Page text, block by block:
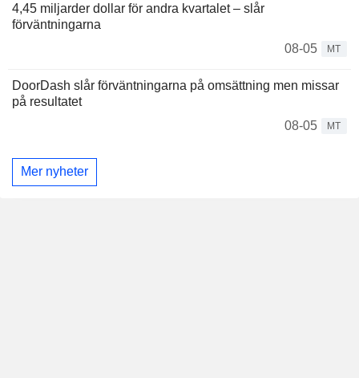
4,45 miljarder dollar för andra kvartalet – slår
förväntningarna
08-05
MT
DoorDash slår förväntningarna på omsättning men missar
på resultatet
08-05
MT
Mer nyheter